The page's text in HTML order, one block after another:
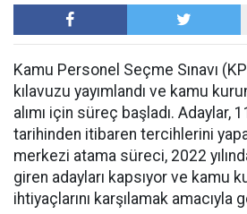
Kamu Personel Seçme Sınavı
kılavuzu yayımlandı ve kamu
alımı için süreç başladı. Adaylar,
tarihinden itibaren tercihlerini
merkezi atama süreci, 2022
giren adayları kapsıyor ve kamu
ihtiyaçlarını karşılamak